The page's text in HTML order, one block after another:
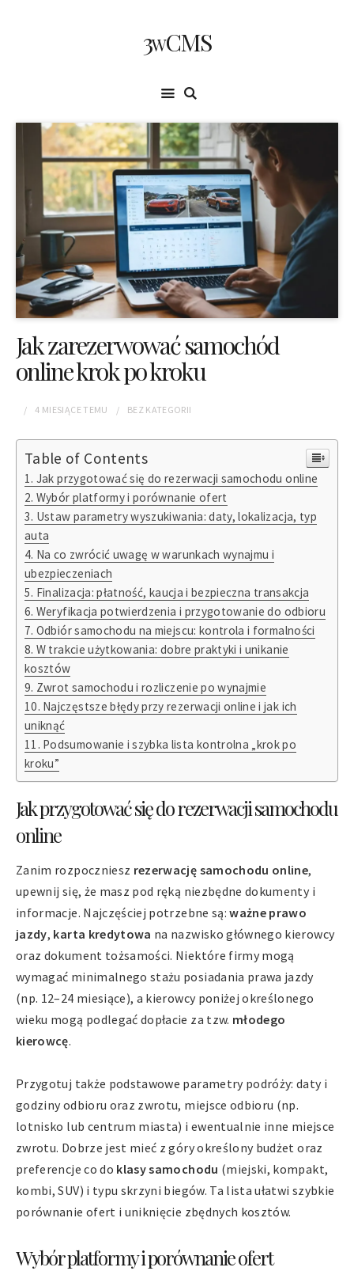
3wCMS
Jak zarezerwować samochód
online krok po kroku
4 MIESIĄCETEMU BEZ KATEGORII
Table of Contents
Jak przygotować się do rezerwacji samochodu online
Wybór platformy i porównanie ofert
Ustaw parametry wyszukiwania: daty, lokalizacja, typ
auta
Na co zwrócić uwagę w warunkach wynajmu i
ubezpieczeniach
Finalizacja: płatność, kaucja i bezpieczna transakcja
Weryfikacja potwierdzenia i przygotowanie do odbioru
Odbiór samochodu na miejscu: kontrola i formalności
W trakcie użytkowania: dobre praktyki i unikanie
kosztów
Zwrot samochodu i rozliczenie po wynajmie
Najczęstsze błędy przy rezerwacji online i jak ich
uniknąć
Podsumowanie i szybka lista kontrolna „krok po
kroku”
Jak przygotować się do rezerwacji samochodu
online
Zanim rozpoczniesz rezerwację samochodu online,
upewnij się, że masz pod ręką niezbędne dokumenty i
informacje. Najczęściej potrzebne są:ważne prawo
jazdy, karta kredytowa na nazwisko głównego kierowcy
oraz dokument tożsamości. Niektóre firmy mogą
wymagać minimalnego stażu posiadania prawa jazdy
(np. 12–24 miesiące), a kierowcy poniżej określonego
wieku mogą podlegać dopłacie za tzw. młodego
kierowcę.
Przygotuj także podstawowe parametry podróży: daty i
godziny odbioru oraz zwrotu, miejsce odbioru (np.
lotnisko lub centrum miasta) i ewentualnie inne miejsce
zwrotu. Dobrze jest mieć z góry określony budżet oraz
preferencje co do klasy samochodu (miejski, kompakt,
kombi, SUV) i typu skrzyni biegów. Ta lista ułatwi szybkie
porównanie ofert i uniknięcie zbędnych kosztów.
Wybór platformy i porównanie ofert